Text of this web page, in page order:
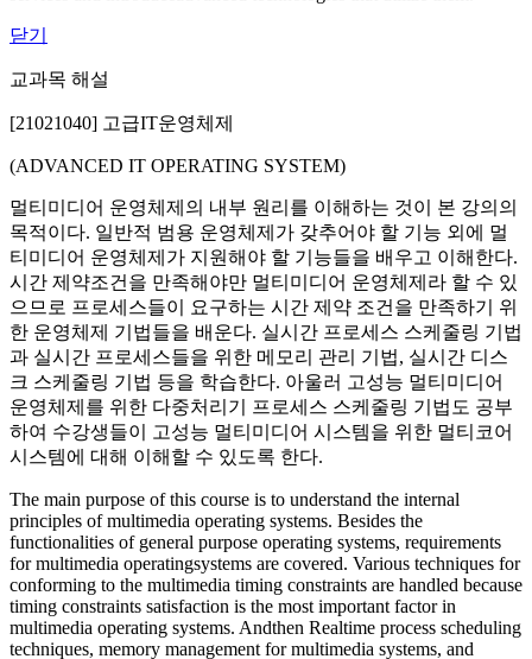
닫기
교과목 해설
[21021040] 고급IT운영체제
(ADVANCED IT OPERATING SYSTEM)
멀티미디어 운영체제의 내부 원리를 이해하는 것이 본 강의의
목적이다. 일반적 범용 운영체제가 갖추어야 할 기능 외에 멀
티미디어 운영체제가 지원해야 할 기능들을 배우고 이해한다.
시간 제약조건을 만족해야만 멀티미디어 운영체제라 할 수 있
으므로 프로세스들이 요구하는 시간 제약 조건을 만족하기 위
한 운영체제 기법들을 배운다. 실시간 프로세스 스케줄링 기법
과 실시간 프로세스들을 위한 메모리 관리 기법, 실시간 디스
크 스케줄링 기법 등을 학습한다. 아울러 고성능 멀티미디어
운영체제를 위한 다중처리기 프로세스 스케줄링 기법도 공부
하여 수강생들이 고성능 멀티미디어 시스템을 위한 멀티코어
시스템에 대해 이해할 수 있도록 한다.
The main purpose of this course is to understand the internal
principles of multimedia operating systems. Besides the
functionalities of general purpose operating systems, requirements
for multimedia operatingsystems are covered. Various techniques for
conforming to the multimedia timing constraints are handled because
timing constraints satisfaction is the most important factor in
multimedia operating systems. Andthen Realtime process scheduling
techniques, memory management for multimedia systems, and